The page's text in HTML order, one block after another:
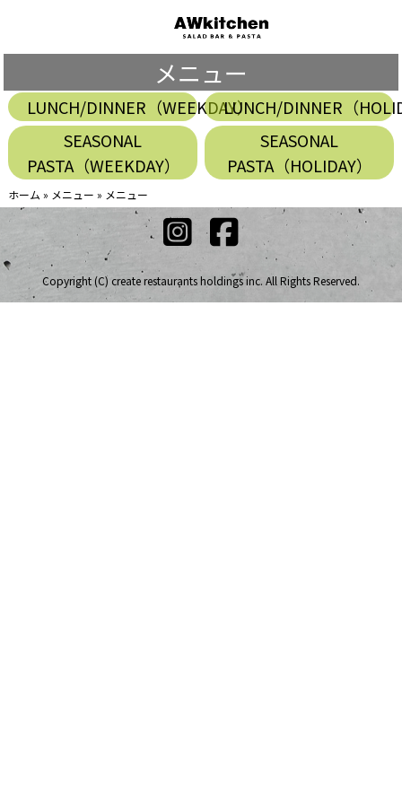
メニュー
LUNCH/DINNER（WEEKDAY）LUNCH/DINNER（
SEASONAL
PASTA（WEEKDAY）
SEASONAL
PASTA（HOLIDAY）
ホーム » メニュー » メニュー
Copyright (C) create restaurants holdings inc. All Rights Reserved.